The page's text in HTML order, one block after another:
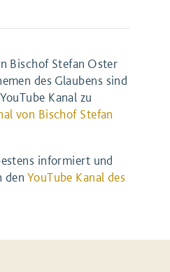
Bischof Stefan Oster
des Glaubens sind
Kanal zu
von Bischof Stefan
informiert und
den YouTube Kanal des